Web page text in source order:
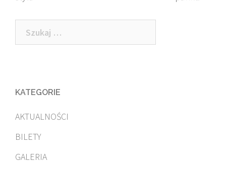
Szukaj:
KATEGORIE
AKTUALNOŚCI
BILETY
GALERIA